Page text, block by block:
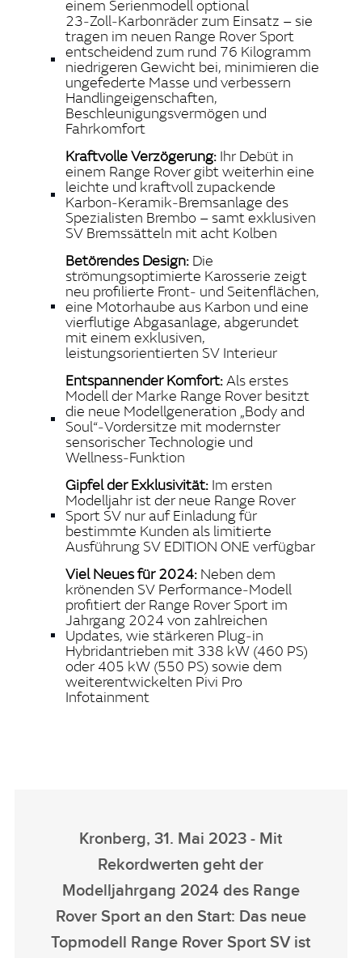
einem Serienmodell optional
23‑Zoll‑Karbonräder zum Einsatz – sie
tragen im neuen Range Rover Sport
entscheidend zum rund 76 Kilogramm
niedrigeren Gewicht bei, minimieren die
ungefederte Masse und verbessern
Handlingeigenschaften,
Beschleunigungsvermögen und
Fahrkomfort
Kraftvolle Verzögerung: Ihr Debüt in
einem Range Rover gibt weiterhin eine
leichte und kraftvoll zupackende
Karbon‑Keramik‑Bremsanlage des
Spezialisten Brembo – samt exklusiven
SV Bremssätteln mit acht Kolben
Betörendes Design: Die
strömungsoptimierte Karosserie zeigt
neu profilierte Front‑ und Seitenflächen,
eine Motorhaube aus Karbon und eine
vierflutige Abgasanlage, abgerundet
mit einem exklusiven,
leistungsorientierten SV Interieur
Entspannender Komfort:Als erstes
Modell der Marke Range Rover besitzt
die neue Modellgeneration „Body and
Soul“‑Vordersitze mit modernster
sensorischer Technologie und
Wellness‑Funktion
Gipfel der Exklusivität: Im ersten
Modelljahr ist der neue Range Rover
Sport SV nur auf Einladung für
bestimmte Kunden als limitierte
Ausführung SV EDITION ONE verfügbar
Viel Neues für 2024: Neben dem
krönenden SV Performance‑Modell
profitiert der Range Rover Sport im
Jahrgang 2024 von zahlreichen
Updates, wie stärkeren Plug‑in
Hybridantrieben mit 338 kW (460 PS)
oder 405 kW (550 PS) sowie dem
weiterentwickelten Pivi Pro
Infotainment
Kronberg, 31. Mai 2023 ‑ Mit
Rekordwerten geht der
Modelljahrgang 2024 des Range
Rover Sport an den Start: Das neue
Topmodell Range Rover Sport SV ist